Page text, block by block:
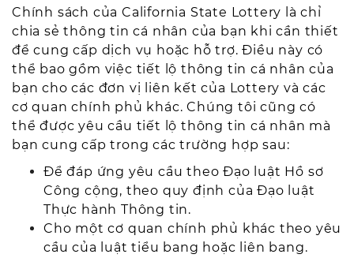
Chính sách của California State Lottery là chỉ
chia sẻ thông tin cá nhân của bạn khi cần thiết
để cung cấp dịch vụ hoặc hỗ trợ. Điều này có
thể bao gồm việc tiết lộ thông tin cá nhân của
bạn cho các đơn vị liên kết của Lottery và các
cơ quan chính phủ khác. Chúng tôi cũng có
thể được yêu cầu tiết lộ thông tin cá nhân mà
bạn cung cấp trong các trường hợp sau:
Để đáp ứng yêu cầu theo Đạo luật Hồ sơ
Công cộng, theo quy định của Đạo luật
Thực hành Thông tin.
Cho một cơ quan chính phủ khác theo yêu
cầu của luật tiểu bang hoặc liên bang.